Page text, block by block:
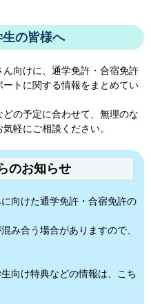
の皆様へ
ん向けに、通学免許・合宿免許
トに関する情報をまとめてい
の予定に合わせて、無理のな
軽にご相談ください。
のお知らせ
向けた通学免許・合宿免許の
み合う場合がありますので、
向け特典などの情報は、こち